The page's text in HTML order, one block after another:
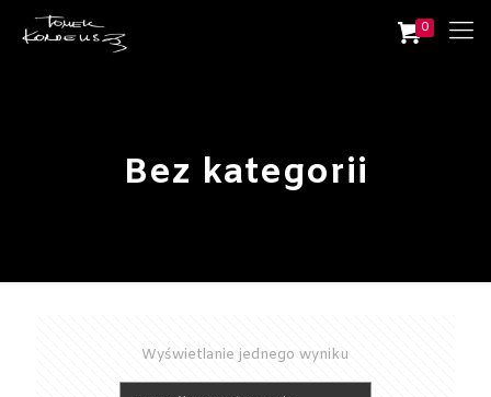
0
Bez kategorii
Wyświetlanie jednego wyniku